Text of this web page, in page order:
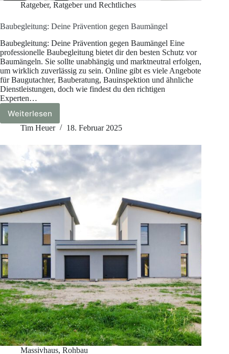
Ratgeber, Ratgeber und Rechtliches
Baubegleitung: Deine Prävention gegen Baumängel
Baubegleitung: Deine Prävention gegen Baumängel Eine
professionelle Baubegleitung bietet dir den besten Schutz vor
Baumängeln. Sie sollte unabhängig und marktneutral erfolgen,
um wirklich zuverlässig zu sein. Online gibt es viele Angebote
für Baugutachter, Bauberatung, Bauinspektion und ähnliche
Dienstleistungen, doch wie findest du den richtigen
Experten…
WeiterlesenBaubegleitung:
Deine
gegen
Baumängel
Tim Heuer 18. Februar 2025
Massivhaus, Rohbau